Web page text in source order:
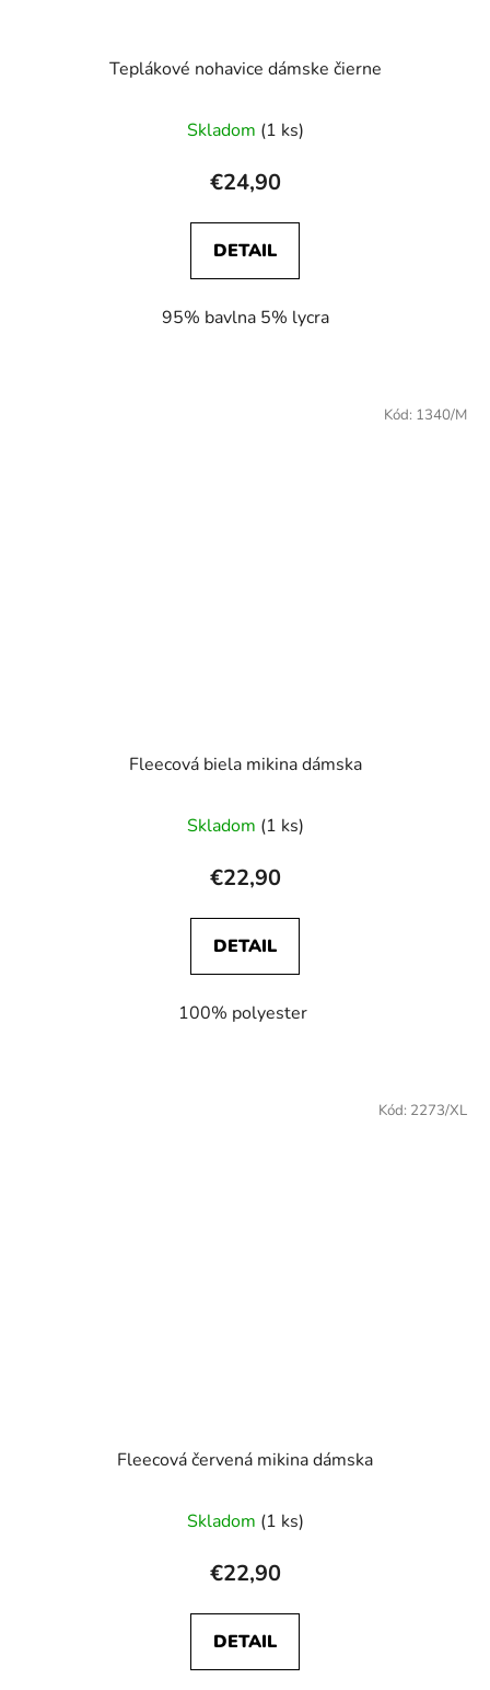
Teplákové nohavice dámske čierne
Skladom (1 ks)
€24,90
DETAIL
95% bavlna 5% lycra
Fleecová biela mikina dámska
Skladom (1 ks)
€22,90
DETAIL
100% polyester
Kód: 1340/M
Fleecová červená mikina dámska
Skladom (1 ks)
€22,90
DETAIL
Kód: 2273/XL